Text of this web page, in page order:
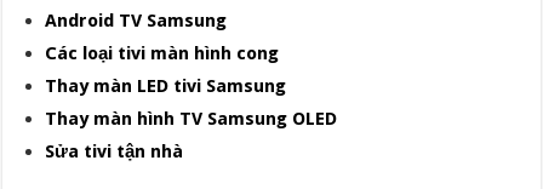
Android TV Samsung
Các loại tivi màn hình cong
Thay màn LED tivi Samsung
Thay màn hình TV Samsung OLED
Sửa tivi tận nhà